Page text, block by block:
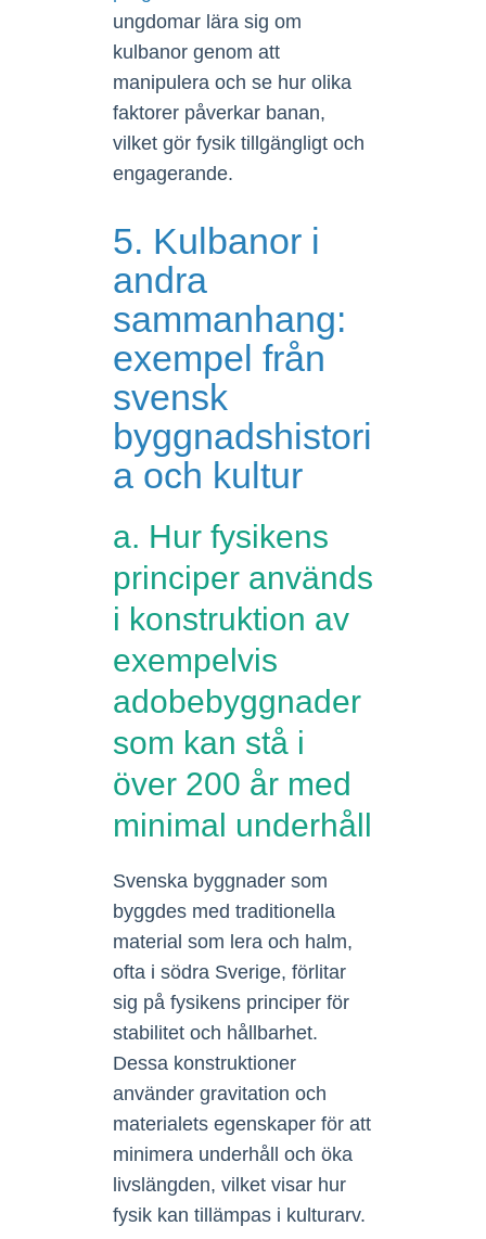
ungdomar lära sig om
kulbanor genom att
manipulera och se hur olika
faktorer påverkar banan,
vilket gör fysik tillgängligt och
engagerande.
5. Kulbanor i
andra
sammanhang:
exempel från
svensk
byggnadshistori
a och kultur
a. Hur fysikens
principer används
i konstruktion av
exempelvis
adobebyggnader
som kan stå i
över 200 år med
minimal underhåll
Svenska byggnader som
byggdes med traditionella
material som lera och halm,
ofta i södra Sverige, förlitar
sig på fysikens principer för
stabilitet och hållbarhet.
Dessa konstruktioner
använder gravitation och
materialets egenskaper för att
minimera underhåll och öka
livslängden, vilket visar hur
fysik kan tillämpas i kulturarv.